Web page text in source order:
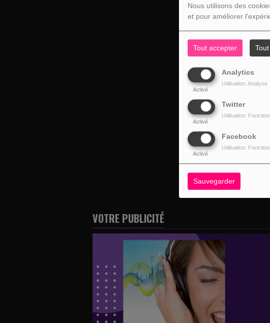
Nous utilisons des
et pour améliorer
Tout accepter
Analytics
Activé
Utilisation: Analyse
Twitter
Activé
Utilisation:
Facebook
Activé
Utilisation:
Sauvegarder
VOTRE PUBLICITÉ